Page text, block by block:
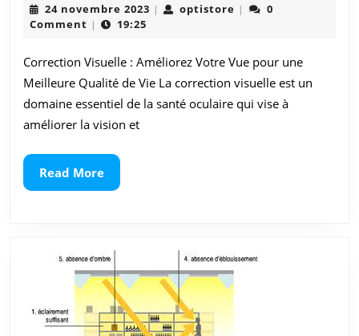
Vue
:
La
Correction
Visuelle
pour
une
Claire
et
Nette
24 novembre 2023 24| optistore optistore
|
0
Comment | 19:25
Correction Visuelle : Améliorez Votre Vue pour une
Meilleure Qualité de Vie La correction visuelle est un
domaine essentiel de la santé oculaire qui vise à
améliorer la vision et
Read MoreRead
More